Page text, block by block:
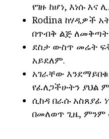
የገዙ ከሆነ, እነሱ እና
Rodina ከሃዲዎች
በጥብቅ ልጅ
ደስታ ውስጥ መሬት
አይደለም.
አገራቸው
የፈለጋችሁትን ያህል
ሲከዳ በራሱ አስጸያፊ
በመለወጥ ጊዜ, ምንም